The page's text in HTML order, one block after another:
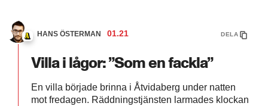
HANS ÖSTERMAN 01.21 DELA
Villa i lågor: ”Som en fackla”
En villa började brinna i Åtvidaberg under natten
mot fredagen. Räddningstjänsten larmades klockan